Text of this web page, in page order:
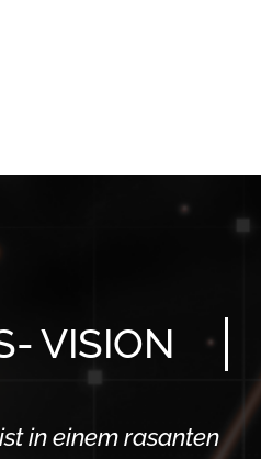
VISION
in einem rasanten